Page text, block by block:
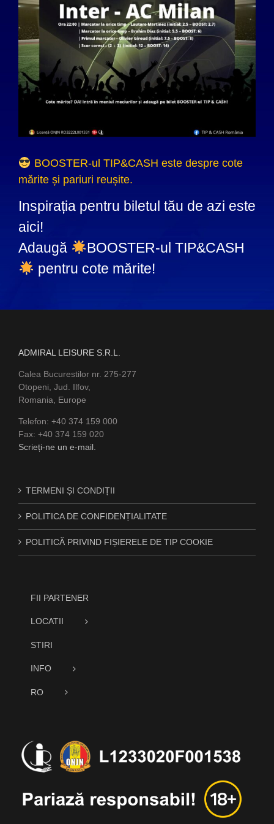
BOOSTER-ul TIP&CASH este despre cote
mărite și pariuri reușite.
Inspirația pentru biletul tău de azi este
aici!
Adaugă
BOOSTER-ul TIP&CASH
pentru cote mărite!
ADMIRAL LEISURE S.R.L.
Calea Bucurestilor nr. 275-277
Otopeni, Jud. Ilfov,
Romania, Europe
Telefon: +40 374 159 000
Fax: +40 374 159 020
Scrieți-ne un e-mail.
TERMENI ȘI CONDIȚII
POLITICA DE CONFIDENȚIALITATE
POLITICĂ PRIVIND FIȘIERELE DE TIP COOKIE
FII PARTENER
LOCATII
STIRI
INFO
RO